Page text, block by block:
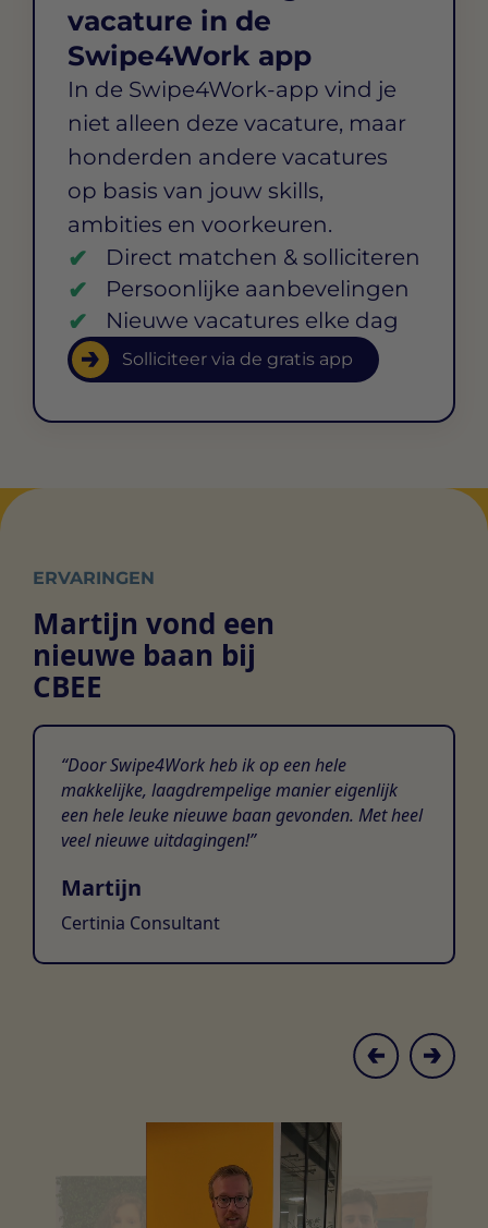
vacature in de
Swipe4Work app
In de Swipe4Work-app vind je
niet alleen deze vacature, maar
honderden andere vacatures
op basis van jouw skills,
ambities en voorkeuren.
Direct matchen & solliciteren
Persoonlijke aanbevelingen
Nieuwe vacatures elke dag
Solliciteer via de gratis app
ERVARINGEN
Martijn vond een
nieuwe baan bij
CBEE
Door Swipe4Work heb ik op een hele
makkelijke, laagdrempelige manier eigenlijk
een hele leuke nieuwe baan gevonden. Met heel
veel nieuwe uitdagingen!
Martijn
Certinia Consultant